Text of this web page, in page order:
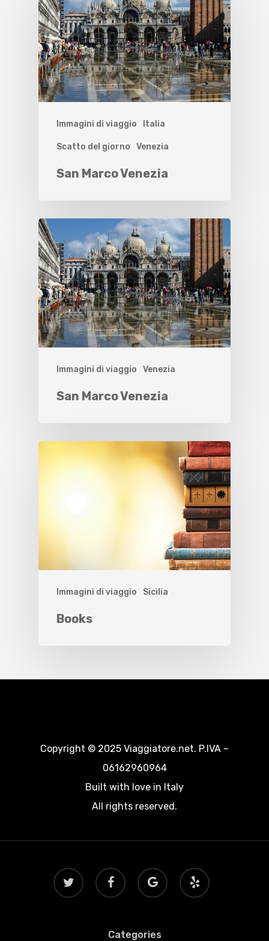
Immagini di viaggio Italia
Scatto del giorno Venezia
San Marco Venezia
Immagini di viaggio Venezia
San Marco Venezia
Immagini di viaggio Sicilia
Books
Copyright © 2025 Viaggiatore.net. P.IVA –
06162960964
Built with love in Italy
All rights reserved.
twitter facebook
google-
plus
yelp
Categories